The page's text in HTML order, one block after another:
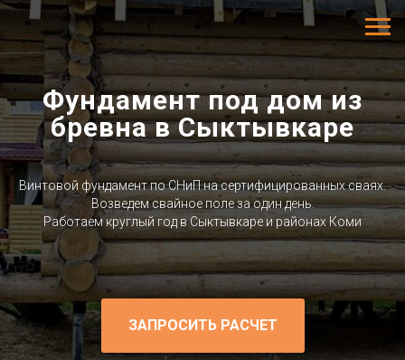
Фундамент под дом из
бревна в Сыктывкаре
Винтовой фундамент по СНиП на сертифицированных сваях.
Возведем свайное поле за один день.
Работаем круглый год в Сыктывкаре и районах Коми
ЗАПРОСИТЬ РАСЧЕТ